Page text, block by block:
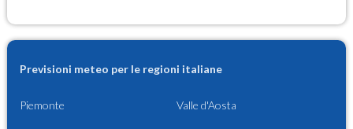
Previsioni meteo per le regioni italiane
Piemonte Valle d'Aosta